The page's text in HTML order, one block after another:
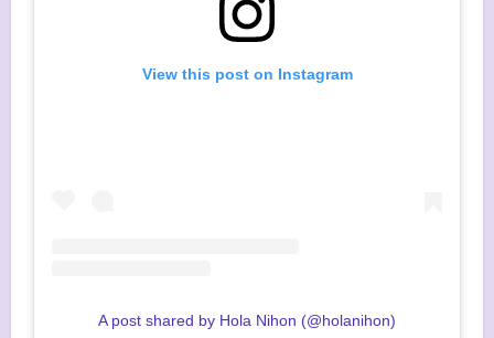
View this post on Instagram
A post shared by Hola Nihon (@holanihon)